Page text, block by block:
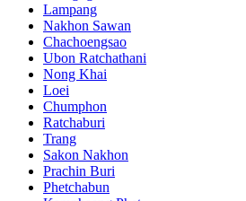
Lampang
Nakhon Sawan
Chachoengsao
Ubon Ratchathani
Nong Khai
Loei
Chumphon
Ratchaburi
Trang
Sakon Nakhon
Prachin Buri
Phetchabun